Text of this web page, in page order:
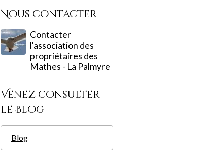
Nous contacter
Contacter
l'association des
propriétaires des
Mathes - La Palmyre
Venez consulter
le Blog
Blog